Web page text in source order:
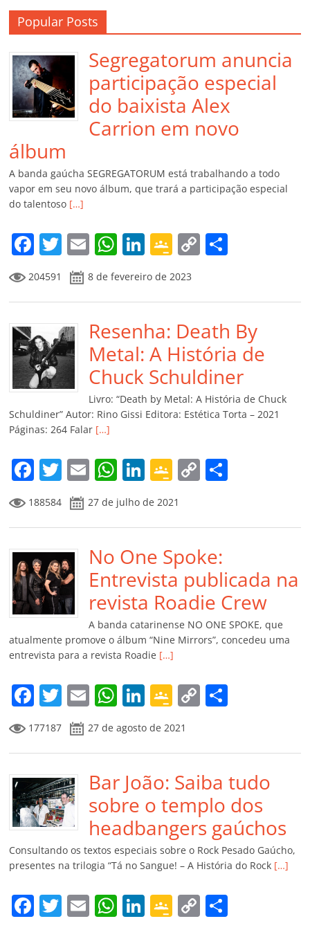
Popular Posts
Segregatorum anuncia
participação especial
do baixista Alex
Carrion em novo
álbum
A banda gaúcha SEGREGATORUM está trabalhando a todo
vapor em seu novo álbum, que trará a participação especial
do talentoso […]
F
a
c
e
b
o
o
k
T
w
itt
er
E
m
ai
l
W
at
s
A
p
p
Li
k
e
dI
n
G
o
o
gl
e
Cl
a
ss
ro
m
C
y
Li
n
k
p
ar
til
h
ar
204591 8 de fevereiro de 2023
Resenha: Death By
Metal: A História de
Chuck Schuldiner
Livro: “Death by Metal: A História de Chuck
Schuldiner” Autor: Rino Gissi Editora: Estética Torta – 2021
Páginas: 264 Falar […]
F
a
c
e
b
o
o
k
T
w
itt
er
E
m
ai
l
W
h
at
s
A
p
p
Li
n
k
e
dI
n
G
o
o
gl
e
Cl
a
ss
ro
o
m
C
y
Li
n
k
p
til
h
ar
188584 27 de julho de 2021
No One Spoke:
Entrevista publicada na
revista Roadie Crew
A banda catarinense NO ONE SPOKE, que
atualmente promove o álbum “Nine Mirrors”, concedeu uma
entrevista para a revista Roadie […]
F
a
c
e
b
o
o
k
T
w
itt
er
E
m
ai
l
W
at
s
A
p
p
Li
n
k
e
dI
n
G
o
o
gl
e
Cl
a
ss
ro
o
m
C
y
Li
n
k
p
ar
til
h
ar
177187 27 de agosto de 2021
Bar João: Saiba tudo
sobre o templo dos
headbangers gaúchos
Consultando os textos especiais sobre o Rock Pesado Gaúcho,
presentes na trilogia “Tá no Sangue! – A História do Rock […]
F T E W Li G C